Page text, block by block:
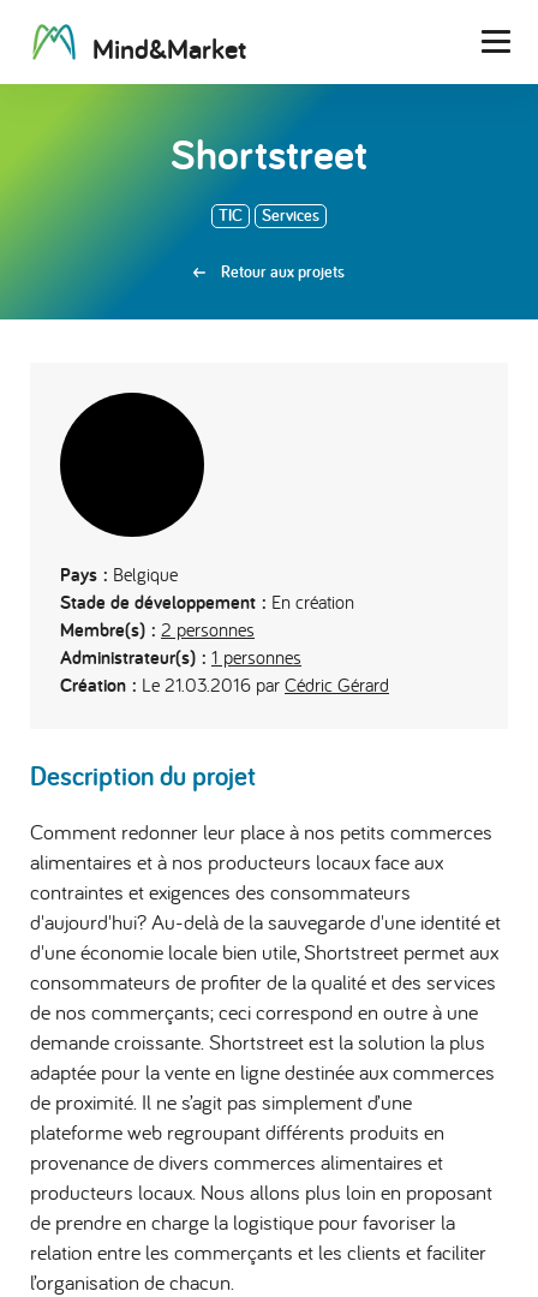
Mind&Market
Shortstreet
TIC Services
Retour aux projets
Pays : Belgique
Stade de développement : En création
Membre(s) : 2 personnes
Administrateur(s) : 1 personnes
Création : Le 21.03.2016 par Cédric Gérard
Description du projet
Comment redonner leur place à nos petits commerces
alimentaires et à nos producteurs locaux face aux
contraintes et exigences des consommateurs
d'aujourd'hui? Au-delà de la sauvegarde d'une identité et
d'une économie locale bien utile, Shortstreet permet aux
consommateurs de profiter de la qualité et des services
de nos commerçants; ceci correspond en outre à une
demande croissante. Shortstreet est la solution la plus
adaptée pour la vente en ligne destinée aux commerces
de proximité. Il ne s’agit pas simplement d’une
plateforme web regroupant différents produits en
provenance de divers commerces alimentaires et
producteurs locaux. Nous allons plus loin en proposant
de prendre en charge la logistique pour favoriser la
relation entre les commerçants et les clients et faciliter
l’organisation de chacun.